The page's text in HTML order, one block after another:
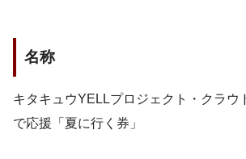
名称
キタキュウYELLプロジェクト・クラウ
で応援「夏に行く券」